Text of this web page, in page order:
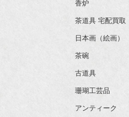
香炉
茶道具 宅配買取
日本画（絵画）
茶碗
古道具
珊瑚工芸品
アンティーク